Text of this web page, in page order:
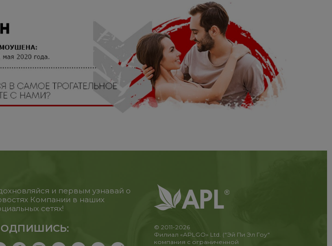
и первым узнавай о
Компании в наших
сетях!
© 2011-2026
Филиал «APLGO» Ltd. ("Эй Пи Эл Гоу"
компания с ограниченной